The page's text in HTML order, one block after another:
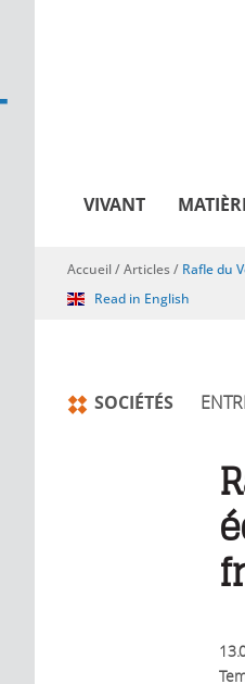
VIVANT
Vous êtes ici
Accueil/Articles/ Rafle du
Read in English
SOCIÉTÉS